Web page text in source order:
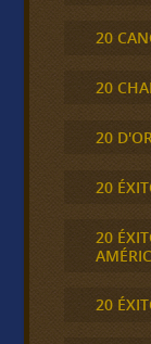
20
20
20
20
20
20